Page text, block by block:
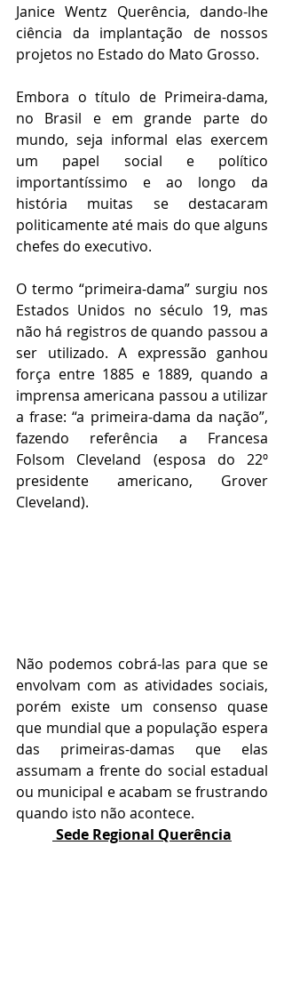
Janice Wentz Querência, dando-lhe
ciência da implantação de nossos
projetos no Estado do Mato Grosso.
Embora o título de Primeira-dama,
no Brasil e em grande parte do
mundo, seja informal elas exercem
um papel social e político
importantíssimo e ao longo da
história muitas se destacaram
politicamente até mais do que alguns
chefes do executivo.
O termo “primeira-dama” surgiu nos
Estados Unidos no século 19, mas
não há registros de quando passou a
ser utilizado. A expressão ganhou
força entre 1885 e 1889, quando a
imprensa americana passou a utilizar
a frase: “a primeira-dama da nação”,
fazendo referência a Francesa
Folsom Cleveland (esposa do 22º
presidente americano, Grover
Cleveland).
Não podemos cobrá-las para que se
envolvam com as atividades sociais,
porém existe um consenso quase
que mundial que a população espera
das primeiras-damas que elas
assumam a frente do social estadual
ou municipal e acabam se frustrando
quando isto não acontece.
Sede Regional Querência